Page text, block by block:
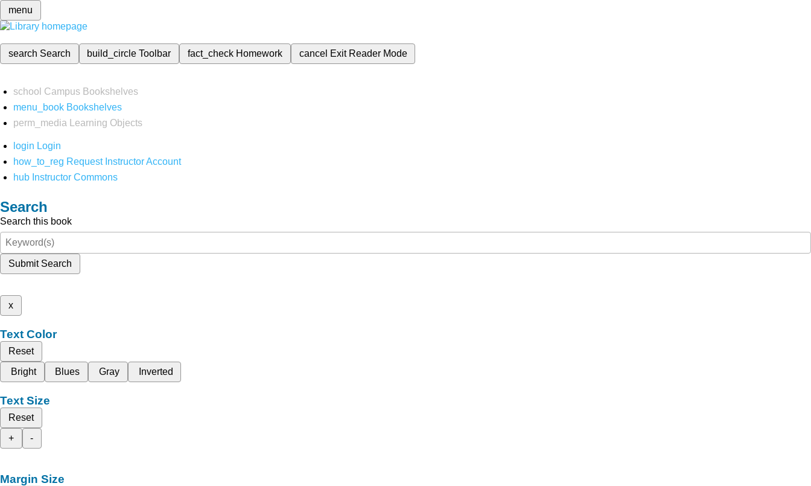
menu
search Search build_circleToolbar fact_check Homework cancel Exit Reader Mode
school Campus Bookshelves
menu_book Bookshelves
perm_media
Learning Objects
login Login
how_to_reg Request Instructor Account
hub Instructor Commons
Search
Search this book
Submit Search
x
Text Color
Reset
Bright
Blues Gray Inverted
Text Size
Reset
+
-
Margin Size